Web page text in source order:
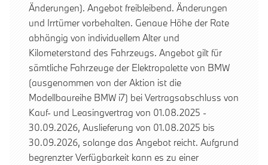
Änderungen). Angebot freibleibend. Änderungen
und Irrtümer vorbehalten. Genaue Höhe der Rate
abhängig von individuellem Alter und
Kilometerstand des Fahrzeugs. Angebot gilt für
sämtliche Fahrzeuge der Elektropalette von BMW
(ausgenommen von der Aktion ist die
Modellbaureihe BMW i7) bei Vertragsabschluss von
Kauf- und Leasingvertrag von 01.08.2025 -
30.09.2026, Auslieferung von 01.08.2025 bis
30.09.2026, solange das Angebot reicht. Aufgrund
begrenzter Verfügbarkeit kann es zu einer